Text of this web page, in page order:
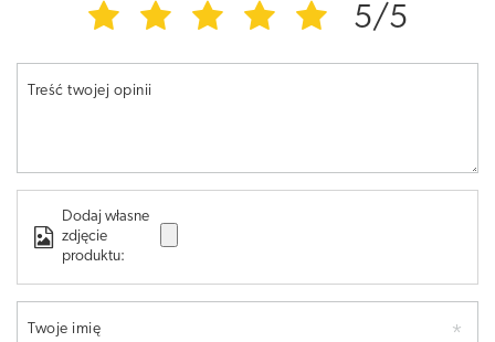
5/5
Treść twojej opinii
Dodaj własne
zdjęcie
produktu:
Twoje imię